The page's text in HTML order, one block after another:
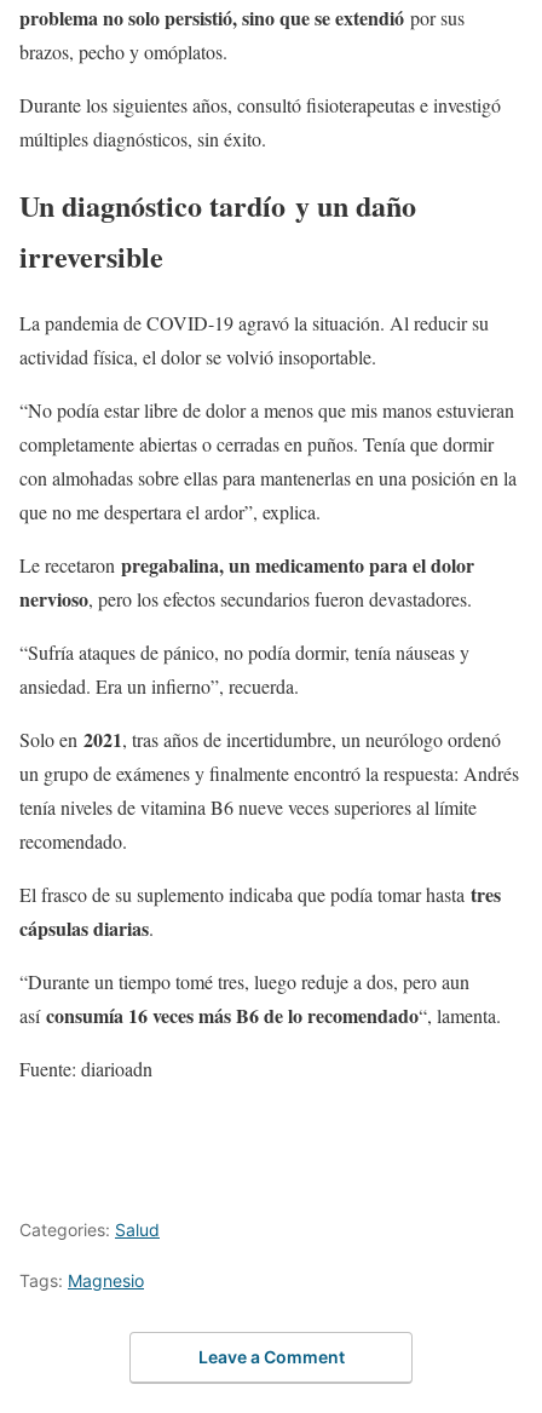
problema no solo persistió, sino que se extendió por sus
brazos, pecho y omóplatos.
Durante los siguientes años, consultó fisioterapeutas e investigó
múltiples diagnósticos, sin éxito.
Un diagnóstico tardío y un daño
irreversible
La pandemia de COVID-19 agravó la situación. Al reducir su
actividad física, el dolor se volvió insoportable.
“No podía estar libre de dolor a menos que mis manos estuvieran
completamente abiertas o cerradas en puños. Tenía que dormir
con almohadas sobre ellas para mantenerlas en una posición en la
que no me despertara el ardor”, explica.
Le recetaron pregabalina, un medicamento para el dolor
nervioso, pero los efectos secundarios fueron devastadores.
“Sufría ataques de pánico, no podía dormir, tenía náuseas y
ansiedad. Era un infierno”, recuerda.
Solo en 2021, tras años de incertidumbre, un neurólogo ordenó
un grupo de exámenes y finalmente encontró la respuesta: Andrés
tenía niveles de vitamina B6 nueve veces superiores al límite
recomendado.
El frasco de su suplemento indicaba que podía tomar hasta tres
cápsulas diarias.
“Durante un tiempo tomé tres, luego reduje a dos, pero aun
asíconsumía 16 veces más B6 de lo recomendado“, lamenta.
Fuente: diarioadn
Categories: Salud
Tags: Magnesio
Leave a Comment